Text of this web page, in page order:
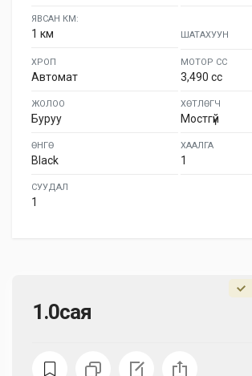
1.0сая
ЯВСАН КМ:
1 км ШАТАХУУН
ХРОП
Автомат
МОТОР СС
3,490 cc
ЖОЛОО
Буруу
ХӨТЛӨГЧ
Мостгүй
ӨНГӨ
Black
ХААЛГА
1
СУУДАЛ
1